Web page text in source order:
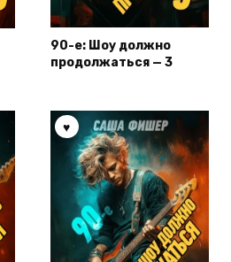
90-е: Шоу должно
продолжаться — 3